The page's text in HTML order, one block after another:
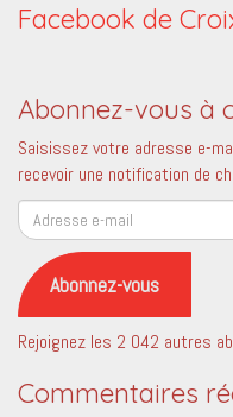
Facebook de
Abonnez-vous à
Saisissez votre adresse e-
recevoir une notification de
Adresse
e-
mail
Abonnez-vous
Rejoignez les 2 042 autres
Commentaires